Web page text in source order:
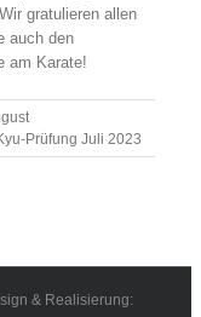
gratulieren allen
auch den
am Karate!
Prüfung Juli 2023
& Realisierung: